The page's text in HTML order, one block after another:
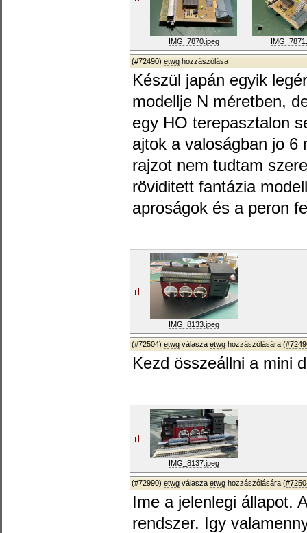
IMG_7870.jpeg
(#72490) etwg hozzászólása
Készül japán egyik
modellje N méretben,
egy HO terepasztalon
ajtok a valoságban jo 6
rajzot nem tudtam
röviditett fantázia
aproságok és a peron
IMG_8133.jpeg
(#72504) etwg válasza etwg hozzászólására (
Kezd összeállni a mini
IMG_8137.jpeg
(#72990) etwg válasza etwg hozzászólására (
Ime a jelenlegi állapot.
rendszer. Igy